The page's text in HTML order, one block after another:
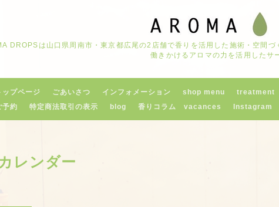
DROPSは山口県周南市・東京都広尾の2店舗で香りを活用した施術・空間
働きかけるアロマの力を活用したサ
ップページ ごあいさつ インフォメーション shop menu treatment
予約
特定商法取引の表示 blog 香りコラム vacances Instagram
カレンダー